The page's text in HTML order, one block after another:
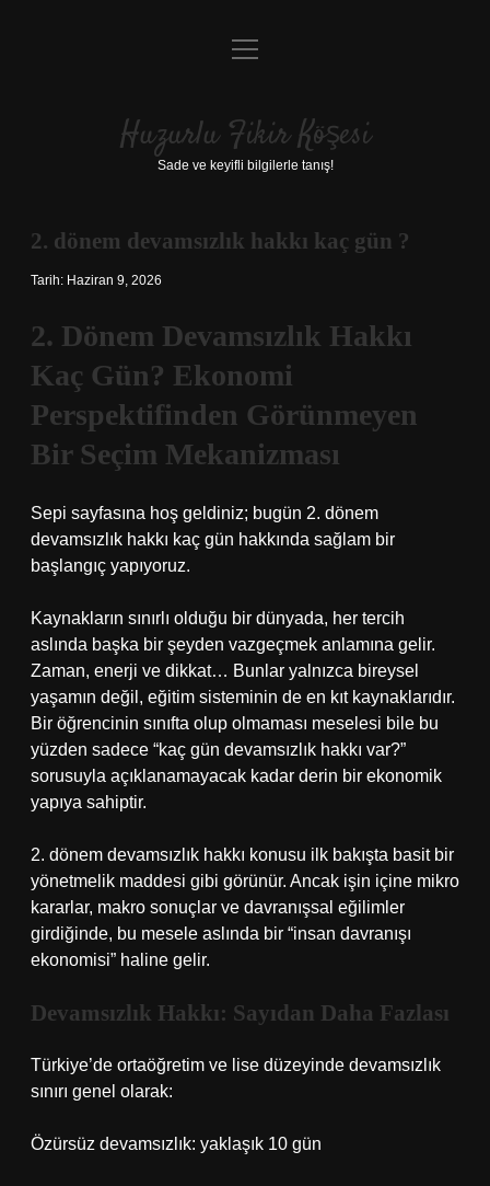
Anasayfa
Yasal Uyarı
menüyü
Huzurlu Fikir Köşesi
Sade ve keyifli bilgilerle tanış!
2. dönem devamsızlık hakkı kaç gün ?
Tarih: Haziran 9, 2026
2. Dönem Devamsızlık Hakkı
Kaç Gün? Ekonomi
Perspektifinden Görünmeyen
Bir Seçim Mekanizması
Sepi sayfasına hoş geldiniz; bugün 2. dönem
devamsızlık hakkı kaç gün hakkında sağlam bir
başlangıç yapıyoruz.
Kaynakların sınırlı olduğu bir dünyada, her tercih
aslında başka bir şeyden vazgeçmek anlamına gelir.
Zaman, enerji ve dikkat… Bunlar yalnızca bireysel
yaşamın değil, eğitim sisteminin de en kıt kaynaklarıdır.
Bir öğrencinin sınıfta olup olmaması meselesi bile bu
yüzden sadece “kaç gün devamsızlık hakkı var?”
sorusuyla açıklanamayacak kadar derin bir ekonomik
yapıya sahiptir.
2. dönem devamsızlık hakkı konusu ilk bakışta basit bir
yönetmelik maddesi gibi görünür. Ancak işin içine mikro
kararlar, makro sonuçlar ve davranışsal eğilimler
girdiğinde, bu mesele aslında bir “insan davranışı
ekonomisi” haline gelir.
Devamsızlık Hakkı: Sayıdan Daha Fazlası
Türkiye’de ortaöğretim ve lise düzeyinde devamsızlık
sınırı genel olarak:
Özürsüz devamsızlık: yaklaşık 10 gün